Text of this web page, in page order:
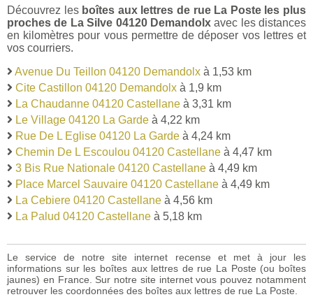
Découvrez les boîtes aux lettres de rue La Poste les plus
proches de La Silve 04120 Demandolxavec les distances
en kilomètres pour vous permettre de déposer vos lettres et
vos courriers.
Avenue Du Teillon 04120 Demandolx à 1,53 km
Cite Castillon 04120 Demandolx à 1,9 km
La Chaudanne 04120 Castellane à 3,31 km
Le Village 04120 La Garde à 4,22 km
Rue De L Eglise 04120 La Garde à 4,24 km
Chemin De L Escoulou 04120 Castellane à 4,47 km
3 Bis Rue Nationale 04120 Castellane à 4,49 km
Place Marcel Sauvaire 04120 Castellane à 4,49 km
La Cebiere 04120 Castellane à 4,56 km
La Palud 04120 Castellane à 5,18 km
Le service de notre site internet recense et met à jour les
informations sur les boîtes aux lettres de rue La Poste (ou boîtes
jaunes) en France. Sur notre site internet vous pouvez notamment
retrouver les coordonnées des boîtes aux lettres de rue La Poste.